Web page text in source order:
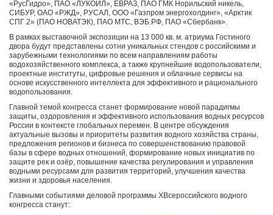
«РусГидро», ПАО «ЛУКОЙЛ», ЕВРАЗ, ПАО ГМК Норильский никель,
СИБУР, ОАО «РЖД», РУСАЛ, ООО «Газпром энергохолдинг», «Арктик
СПГ 2» (ПАО НОВАТЭК), ПАО МТС, ВЭБ.РФ, ПАО «Сбербанк».
В рамках выставочной экспозиции на 13 000 кв. м. атриума Гостиного
двора будут представлены сотни уникальных стендов с российскими и
зарубежными технологиями по всем направлениям работы
водохозяйственного комплекса, а также крупнейшие водопользователи,
проектные институты, цифровые решения и облачные сервисы на
основе искусственного интеллекта для эффективного и рационального
водопользования.
Главной темой конгресса станет формирование новой парадигмы
защиты, оздоровления и эффективного использования водных ресурсов
России в контексте глобальных перемен. В центре обсуждения
актуальные вызовы и приоритеты развития водного хозяйства страны,
предложения регионов и бизнеса по совершенствованию правовой
базы в сфере водных отношений, формирование новых инициатив по
защите рек и озёр, повышение качества регулирования и управления
водными ресурсами для развития территорий, улучшения качества
жизни и здоровья населения.
Главными событиями деловой программы XВсероссийского водного
конгресса станут: